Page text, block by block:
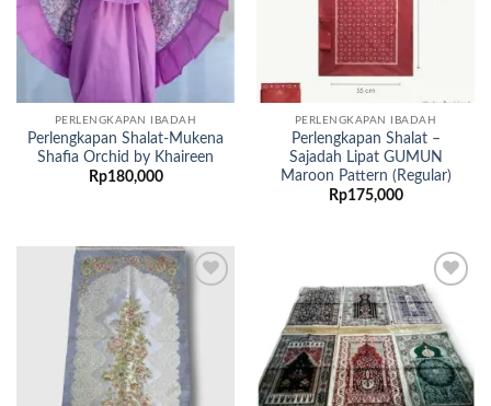
PERLENGKAPAN IBADAH
Perlengkapan Shalat-Mukena
Shafia Orchid by Khaireen
Rp180,000
PERLENGKAPAN IBADAH
Perlengkapan Shalat –
Sajadah Lipat GUMUN
Maroon Pattern (Regular)
Rp175,000
Add to
wishlist